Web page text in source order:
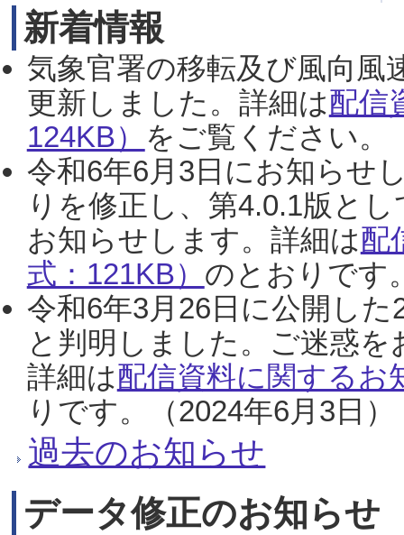
新着情報
気象官署の移転及び風向風
更新しました。詳細は配信
124KB） をご覧ください。
令和6年6月3日にお知らせ
りを修正し、第4.0.1版と
お知らせします。詳細は配
式：121KB） のとおりです
令和6年3月26日に公開し
と判明しました。ご迷惑
詳細は配信資料に関するお
りです。（2024年6月3日）
過去のお知らせ
データ修正のお知らせ